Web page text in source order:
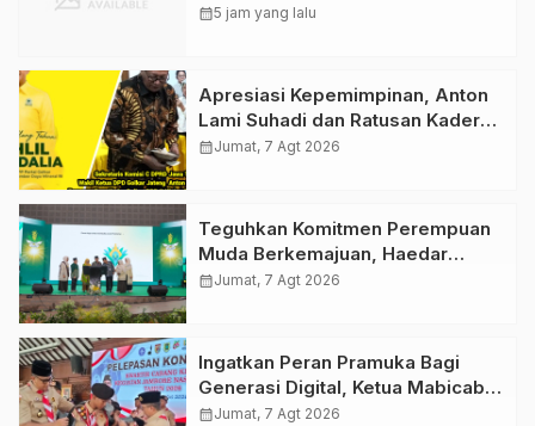
calendar_month5 jam yang lalu
Apresiasi Kepemimpinan, Anton
Lami Suhadi dan Ratusan Kader
Golkar Klaten Ikut Rayakan Ultah
calendar_monthJumat, 7 Agt 2026
Teguhkan Komitmen Perempuan
Muda Berkemajuan, Haedar
Nashir Buka Muktamar ke-15
calendar_monthJumat, 7 Agt 2026
Ingatkan Peran Pramuka Bagi
Generasi Digital, Ketua Mabicab
Gerakan Pramuka Klaten Lepas
calendar_monthJumat, 7 Agt 2026